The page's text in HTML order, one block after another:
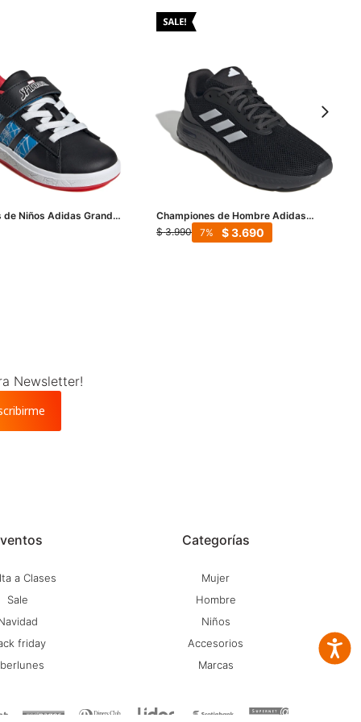
de Niños Adidas Grand
Championes de Hombre Adidas
Cloudfoam Move - Negro - Blanco
$ 3.990 $3.690
7
a Clases
Sale
friday
Categorías
Mujer
Hombre
Niños
Accesorios
Marcas
Newsletter!